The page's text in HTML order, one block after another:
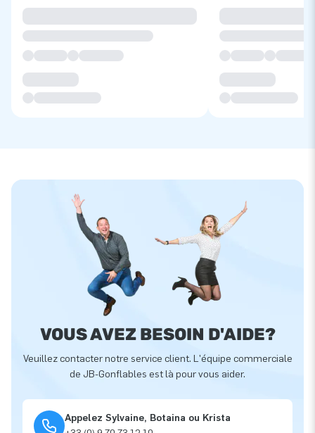
VOUS AVEZ BESOIN D'AIDE?
Veuillez contacter notre service client. L'équipe commerciale
de JB-Gonflables est là pour vous aider.
Appelez Sylvaine, Botaina ou Krista